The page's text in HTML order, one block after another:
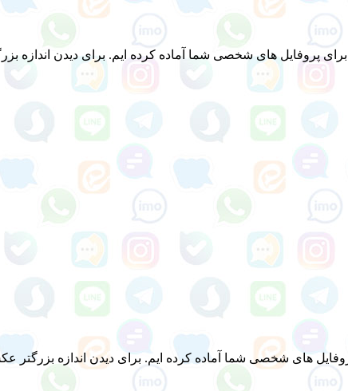
پروفایل های شخصی شما آماده کرده ایم. برای دیدن اندازه
های شخصی شما آماده کرده ایم. برای دیدن اندازه بزرگتر